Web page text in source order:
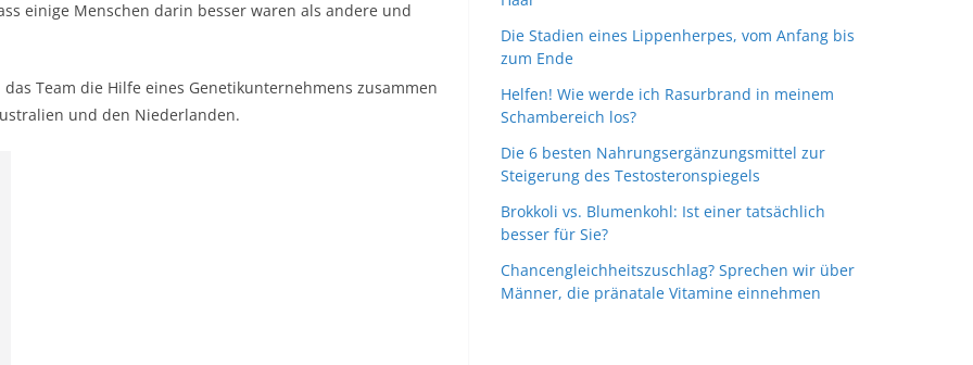
einige Menschen darin besser waren als andere und
Team die Hilfe eines Genetikunternehmens zusammen
und den Niederlanden.
Die Stadien eines Lippenherpes, vom Anfang bis
zum Ende
Helfen! Wie werde ich Rasurbrand in meinem
Schambereich los?
Die 6 besten Nahrungsergänzungsmittel zur
Steigerung des Testosteronspiegels
Brokkoli vs. Blumenkohl: Ist einer tatsächlich
besser für Sie?
Chancengleichheitszuschlag? Sprechen wir über
Männer, die pränatale Vitamine einnehmen